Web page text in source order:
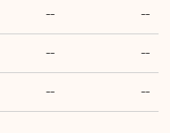
--
--
--
--
--
--